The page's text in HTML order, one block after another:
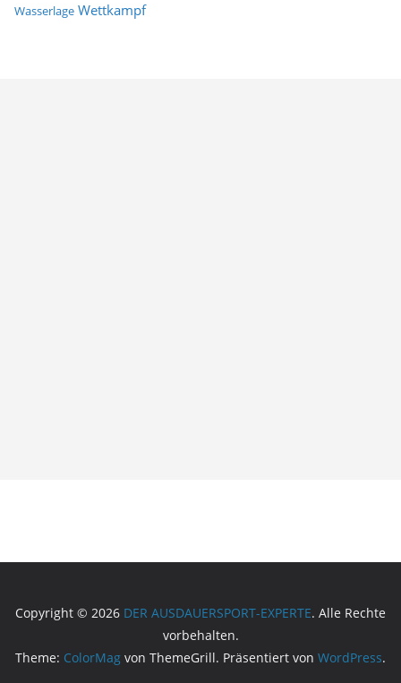
Wasserlage Wettkampf
Copyright © 2026 DER AUSDAUERSPORT-EXPERTE. Alle Rechte
vorbehalten.
Theme: ColorMag von ThemeGrill. Präsentiert von WordPress.